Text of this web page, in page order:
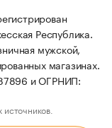
Республика.
мужской,
магазинах.
и ОГРНИП: